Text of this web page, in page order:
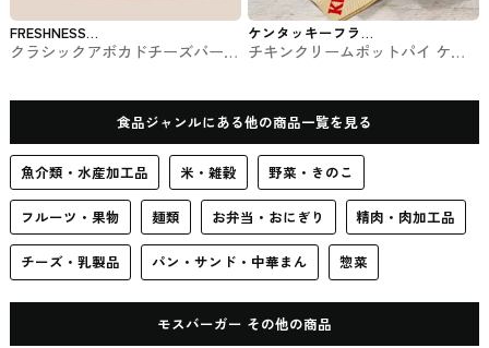
FRESHNESS
BURGER
クラシックアボカドチーズバーガ
ケンタッキーフラ
イドチキン
チキンクリームポットパイ ケン
食品ジャンルにある他の商品一覧を見る
魚介類・水産加工品 米・雑穀 野菜・きのこ
フルーツ・果物 麺類 お弁当・おにぎり 精肉・肉加工品
チーズ・乳製品 パン・サンド・中華まん 惣菜
モスバーガー その他の商品